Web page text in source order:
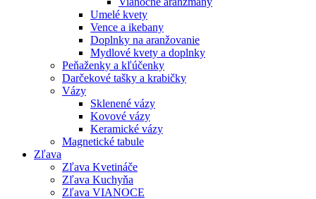
Umelé kvety
Vence a ikebany
Doplnky na aranžovanie
Mydlové kvety a doplnky
Peňaženky a kľúčenky
Darčekové tašky a krabičky
Vázy
Sklenené vázy
Kovové vázy
Keramické vázy
Magnetické tabule
Zľava
Zľava Kvetináče
Zľava Kuchyňa
Zľava VIANOCE